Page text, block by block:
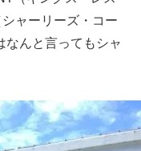
シャーリーズ・コー
なんと言ってもシャ